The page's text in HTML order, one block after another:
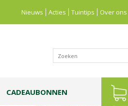
Nieuws Acties Tuintips Over ons
CADEAUBONNEN